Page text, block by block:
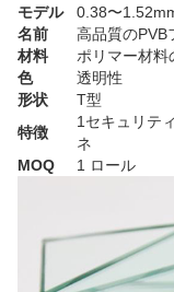
モデル
0.38〜
名前
高品質のPVB
材料
ポリマー材料
色
透明性
形状
T型
特徴
1セキュリテ
ネ
MOQ
1 ロール